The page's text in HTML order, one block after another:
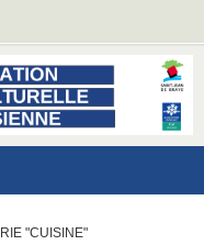
"CUISINE"